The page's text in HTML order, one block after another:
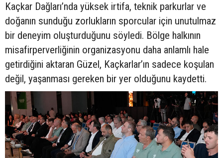
Kaçkar Dağları’nda yüksek irtifa, teknik parkurlar ve
doğanın sunduğu zorlukların sporcular için unutulmaz
bir deneyim oluşturduğunu söyledi. Bölge halkının
misafirperverliğinin organizasyonu daha anlamlı hale
getirdiğini aktaran Güzel, Kaçkarlar’ın sadece koşulan
değil, yaşanması gereken bir yer olduğunu kaydetti.